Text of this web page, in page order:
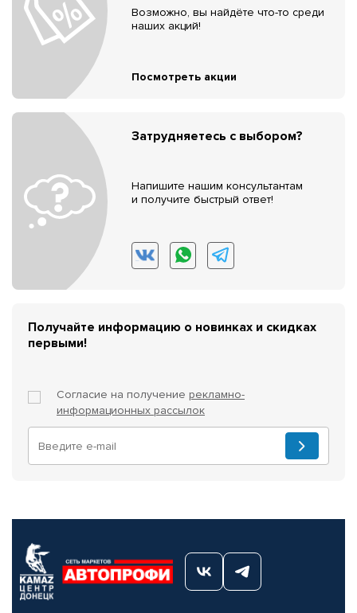
Возможно, вы найдёте что-то среди
наших акций!
Посмотреть акции
Затрудняетесь с выбором?
Напишите нашим консультантам
и получите быстрый ответ!
Получайте информацию о новинках и скидках
первыми!
Согласие на получение рекламно-
информационных рассылок